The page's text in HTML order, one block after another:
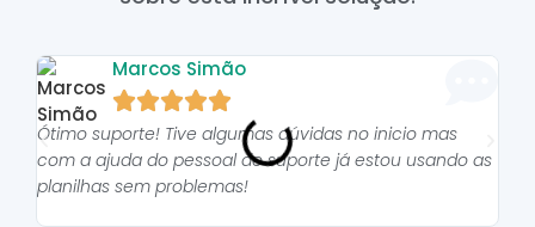
Marcos Simão

Ótimo suporte! Tive algumas dúvidas no inicio mas
com a ajuda do pessoal do suporte já estou usando as
planilhas sem problemas!